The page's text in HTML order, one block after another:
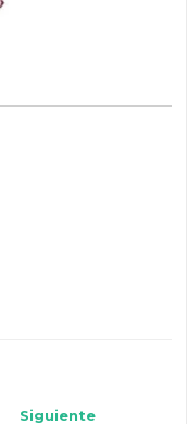
Siguiente